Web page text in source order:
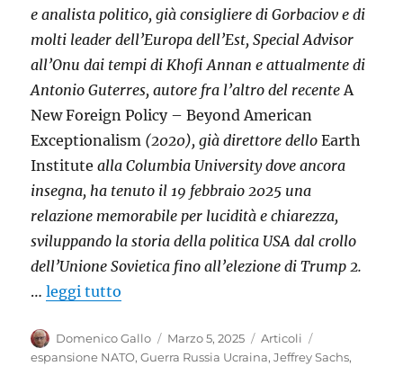
e analista politico, già consigliere di Gorbaciov e di
molti leader dell’Europa dell’Est, Special Advisor
all’Onu dai tempi di Khofi Annan e attualmente di
Antonio Guterres, autore fra l’altro del recenteA
New Foreign Policy – Beyond American
Exceptionalism (2020), già direttore delloEarth
Institute alla Columbia University dove ancora
insegna, ha tenuto il 19 febbraio 2025 una
relazione memorabile per lucidità e chiarezza,
sviluppando la storia della politica USA dal crollo
dell’Unione Sovietica fino all’elezione di Trump 2.
…leggi tutto
Autore
Domenico Gallo
Pubblicato
il
Marzo 5, 2025 Categorie
Articoli
espansione NATO,Guerra Russia Ucraina,Jeffrey Sachs,